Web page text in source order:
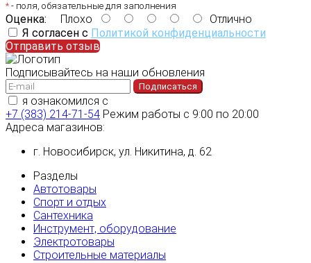
* - поля, обязательные для заполнения
Оценка: Плохо
Отлично
Я согласен с Политикой конфиденциальности
Отправить отзыв
Подписывайтесь на наши обновления
Подписаться
я ознакомился с
+7 (383) 214-71-54 Режим работы с 9:00 по 20:00
Адреса магазинов:
г. Новосибирск, ул. Никитина, д. 62
Разделы
Автотовары
Спорт и отдых
Сантехника
Инструмент, оборудование
Электротовары
Строительные материалы